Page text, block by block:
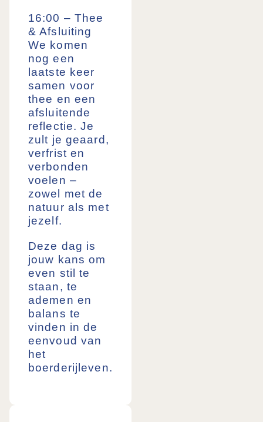
16:00 – Thee
& Afsluiting
We komen
nog een
laatste keer
samen voor
thee en een
afsluitende
reflectie. Je
zult je geaard,
verfrist en
verbonden
voelen –
zowel met de
natuur als met
jezelf.
Deze dag is
jouw kans om
even stil te
staan, te
ademen en
balans te
vinden in de
eenvoud van
het
boerderijleven.